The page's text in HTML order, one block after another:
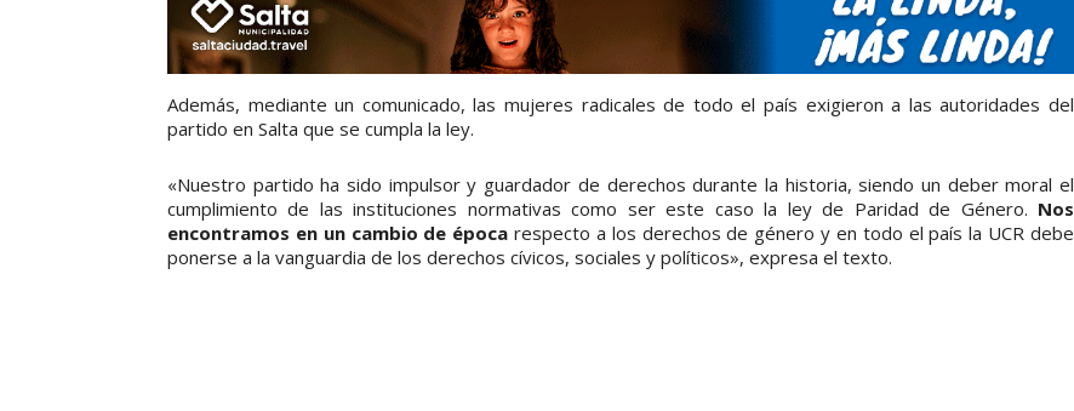
Además, mediante un comunicado, las mujeres radicales de todo el país exigieron a las autoridades del
partido en Salta que se cumpla la ley.
«Nuestro partido ha sido impulsor y guardador de derechos durante la historia, siendo un deber moral el
cumplimiento de las instituciones normativas como ser este caso la ley de Paridad de Género. Nos
encontramos en un cambio de época respecto a los derechos de género y en todo el país la UCR debe
ponerse a la vanguardia de los derechos cívicos, sociales y políticos», expresa el texto.